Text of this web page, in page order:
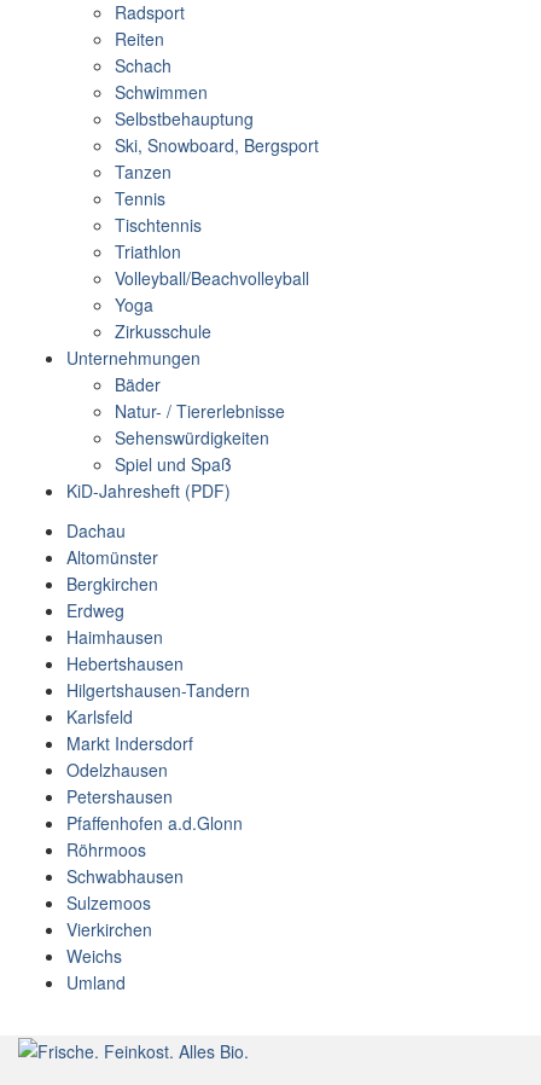
Radsport
Reiten
Schach
Schwimmen
Selbstbehauptung
Ski, Snowboard, Bergsport
Tanzen
Tennis
Tischtennis
Triathlon
Volleyball/Beachvolleyball
Yoga
Zirkusschule
Unternehmungen
Bäder
Natur- / Tiererlebnisse
Sehenswürdigkeiten
Spiel und Spaß
KiD-Jahresheft (PDF)
Dachau
Altomünster
Bergkirchen
Erdweg
Haimhausen
Hebertshausen
Hilgertshausen-Tandern
Karlsfeld
Markt Indersdorf
Odelzhausen
Petershausen
Pfaffenhofen a.d.Glonn
Röhrmoos
Schwabhausen
Sulzemoos
Vierkirchen
Weichs
Umland